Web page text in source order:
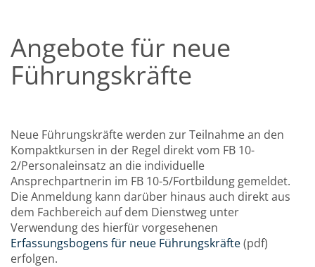
Angebote für neue
Führungskräfte
Neue Führungskräfte werden zur Teilnahme an den
Kompaktkursen in der Regel direkt vom FB 10-
2/Personaleinsatz an die individuelle
Ansprechpartnerin im FB 10-5/Fortbildung gemeldet.
Die Anmeldung kann darüber hinaus auch direkt aus
dem Fachbereich auf dem Dienstweg unter
Verwendung des hierfür vorgesehenen
Erfassungsbogens für neue Führungskräfte(pdf)
erfolgen.